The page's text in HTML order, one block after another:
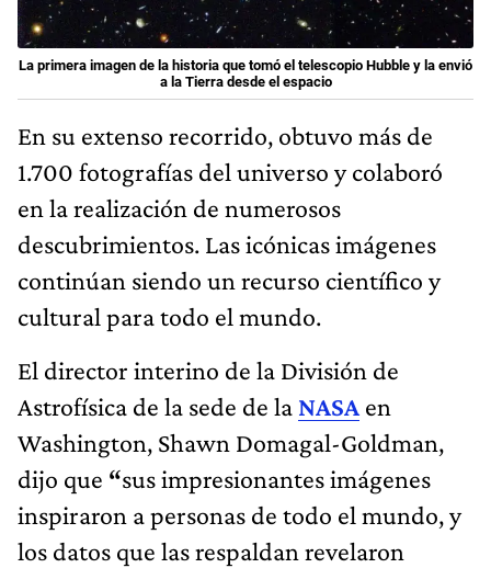
La primera imagen de la historia que tomó el telescopio Hubble y la envió
a la Tierra desde el espacio
En su extenso recorrido, obtuvo más de
1.700 fotografías del universo y colaboró
en la realización de numerosos
descubrimientos. Las icónicas imágenes
continúan siendo un recurso científico y
cultural para todo el mundo.
El director interino de la División de
Astrofísica de la sede de la NASA en
Washington, Shawn Domagal-Goldman,
dijo que “sus impresionantes imágenes
inspiraron a personas de todo el mundo, y
los datos que las respaldan revelaron